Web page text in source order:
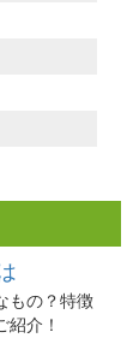
もの？特徴
介！